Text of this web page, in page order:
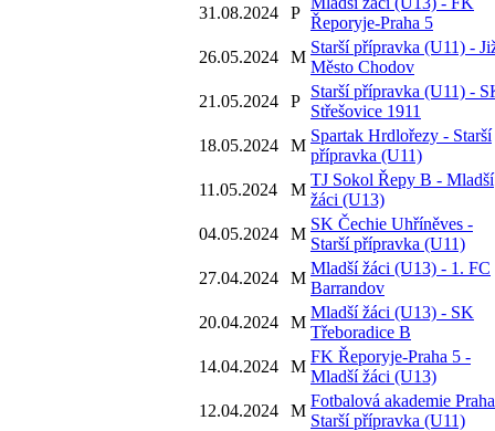
31.08.2024
P
Řeporyje-Praha 5
26.05.2024
M
Starší přípravka (U11) -
Město Chodov
21.05.2024
P
Starší přípravka (U11) -
Střešovice 1911
18.05.2024
M
Spartak Hrdlořezy - Starší
přípravka (U11)
11.05.2024
M
TJ Sokol Řepy B - Mladší
žáci (U13)
04.05.2024
M
SK Čechie Uhříněves -
Starší přípravka (U11)
27.04.2024
M
Mladší žáci (U13) - 1. FC
Barrandov
20.04.2024
M
Mladší žáci (U13) - SK
Třeboradice B
14.04.2024
M
FK Řeporyje-Praha 5 -
Mladší žáci (U13)
12.04.2024
M
Fotbalová akademie
Starší přípravka (U11)